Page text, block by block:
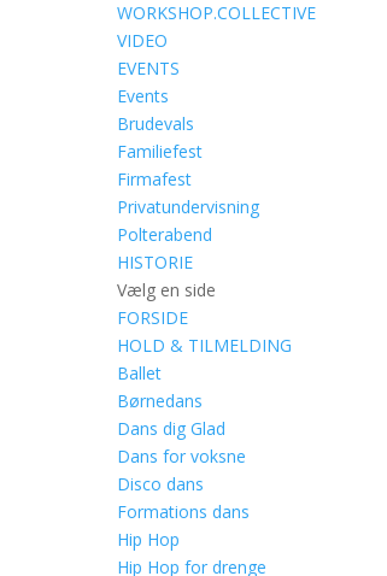
WORKSHOP.COLLECTIVE
VIDEO
EVENTS
Events
Brudevals
Familiefest
Firmafest
Privatundervisning
Polterabend
HISTORIE
Vælg en side
FORSIDE
HOLD & TILMELDING
Ballet
Børnedans
Dans dig Glad
Dans for voksne
Disco dans
Formations dans
Hip Hop
Hip Hop for drenge